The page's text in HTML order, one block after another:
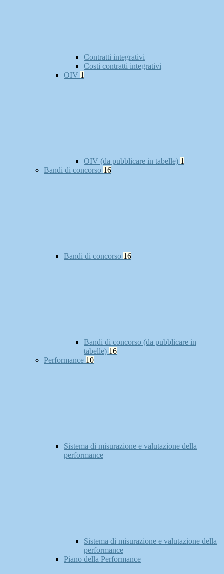
Contratti integrativi
Costi contratti integrativi
OIV 1
OIV (da pubblicare in tabelle) 1
Bandi di concorso 16
Bandi di concorso 16
Bandi di concorso (da pubblicare in
tabelle) 16
Performance 10
Sistema di misurazione e valutazione della
performance
Sistema di misurazione e valutazione della
performance
Piano della Performance